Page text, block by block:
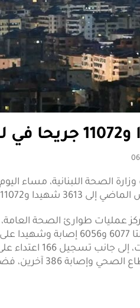
الصحة اللبنانية، مساء
طوارئ الصحة العامة،